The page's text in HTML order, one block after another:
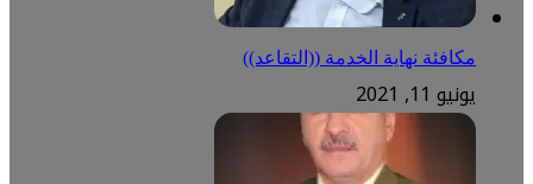
مكافئة نهاية الخدمة ((التقاعد))
يونيو 11, 2021